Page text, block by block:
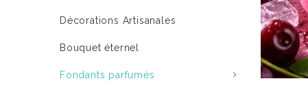
Décorations Artisanales
Bouquet éternel
Fondants parfumés